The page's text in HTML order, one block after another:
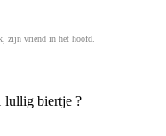
zijn vriend in het hoofd.
lullig biertje ?